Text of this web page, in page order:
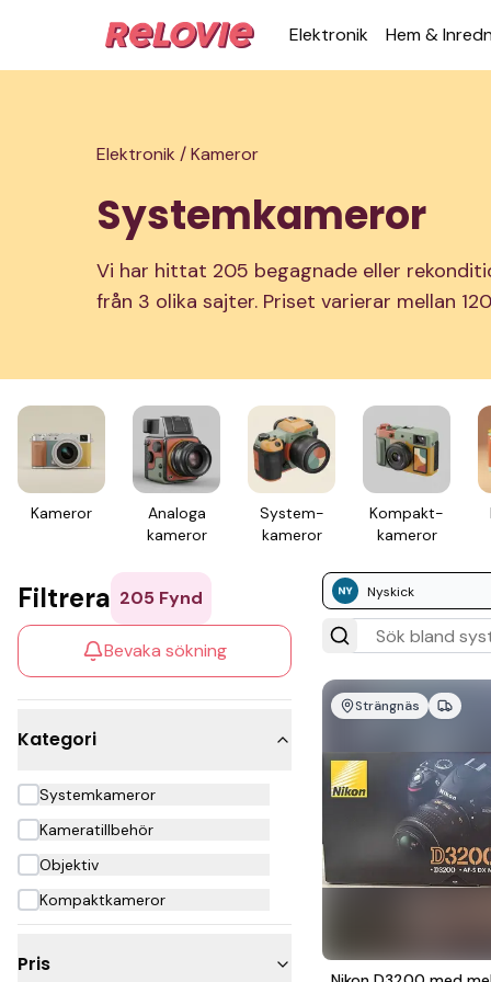
Elek­tronik Hem &
Elektronik /Kameror
Systemkameror
Vi har hittat 205 begagnade eller
från 3 olika sajter. Priset varierar mellan
Kameror
Analoga
kameror
System­
kameror
Kompakt­
kameror
Nyskick
Filtrera 205 Fynd
Bevaka sökning
Kategori
Systemkameror
Kameratillbehör
Objektiv
Kompaktkameror
Pris
Strängnäs